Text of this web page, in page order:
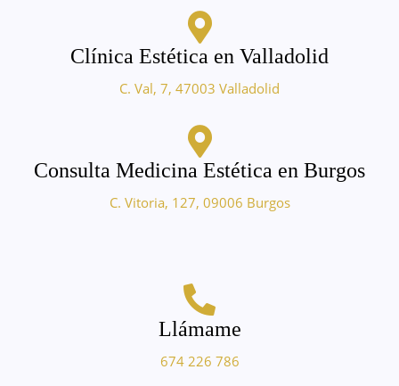
Clínica Estética en Valladolid
C. Val, 7, 47003 Valladolid
Consulta Medicina Estética en Burgos
C. Vitoria, 127, 09006 Burgos
Llámame
674 226 786